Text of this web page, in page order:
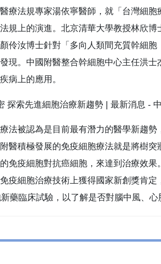
療法規專家湯依寧醫師，就「台灣細
規上的演進。北京清華大學教授林欣
伶汝博士針對「多向人類間充質幹細
現。中國附醫整合幹細胞中心主任洪
病上的應用。
法被認為是目前最有潛力的醫學新趨
醫積極發展的免疫細胞療法就是將樹
免疫細胞對抗癌細胞，來達到治療效
疫細胞治療技術上獲得國家新創獎肯
藥臨床試驗，以了解是否對腦中風、心